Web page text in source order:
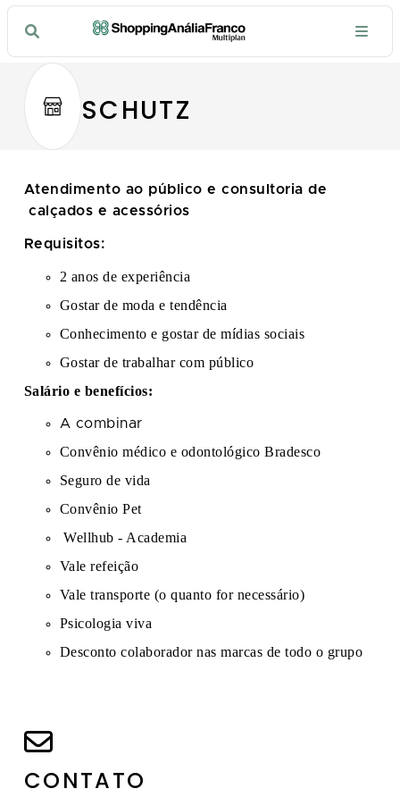
SCHUTZ
CONTATO
Atendimento ao público e consultoria de
calçados e acessórios
Requisitos:
2 anos de experiência
Gostar de moda e tendência
Conhecimento e gostar de mídias sociais
Gostar de trabalhar com público
Salário e benefícios:
A combinar
Convênio médico e odontológico Bradesco
Seguro de vida
Convênio Pet
Wellhub - Academia
Vale refeição
Vale transporte (o quanto for necessário)
Psicologia viva
Desconto colaborador nas marcas de todo o grupo